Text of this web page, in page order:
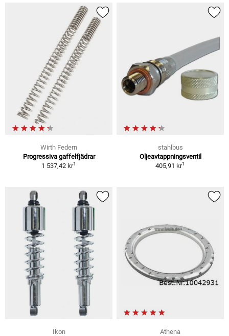
Wirth Federn
Progressiva gaffelfjädrar
1 537,42 kr1
stahlbus
Oljeavtappningsventil
405,91 kr1
Ikon
Athena